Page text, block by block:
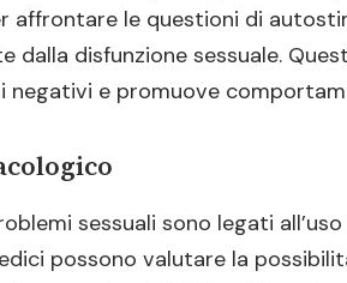
affrontare le questioni di
dalla disfunzione sessuale.
negativi e promuove
sessuali sono legati
possono valutare la